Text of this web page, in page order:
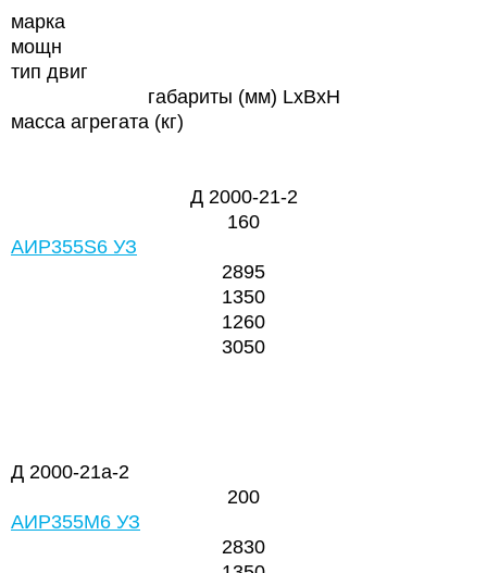
марка
мощн
тип двиг
габариты (мм) LxBxH
масса агрегата (кг)
Д 2000-21-2
160
АИР355S6 УЗ
2895
1350
1260
3050
Д 2000-21а-2
200
АИР355М6 УЗ
2830